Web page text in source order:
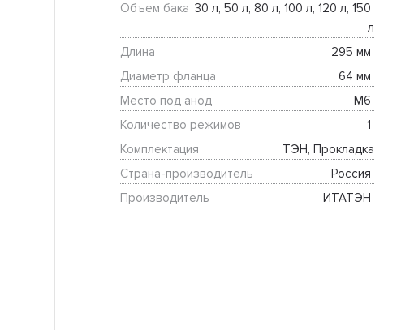
Объем бака 30 л, 50 л, 80 л, 100 л, 120 л, 150
л
Длина
295 мм
Диаметр фланца
64 мм
Место под анод
М6
Количество режимов
1
Комплектация
ТЭН, Прокладка
Страна-производитель
Россия
Производитель
ИТАТЭН